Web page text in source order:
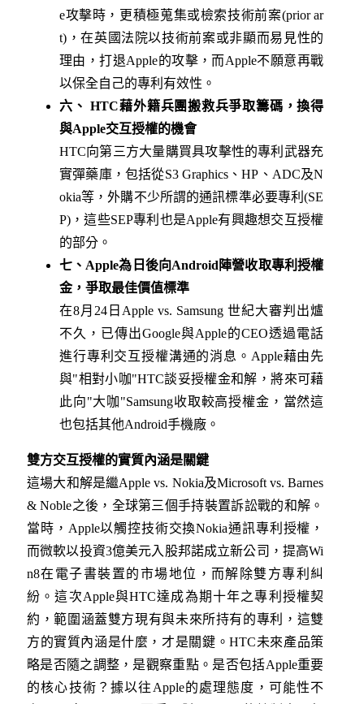
e攻擊時，更積極蒐集或檢索技術前案(prior ar
t)，在英國法院以技術前案或非顯而易見性的
理由，打退Apple的攻擊，而Apple不願意再戰
以保全自己的專利有效性。
六、 HTC藉外籍兵團搬救兵爭取籌碼，換得
與Apple交互授權的機會
HTC向第三方大量購買具攻擊性的專利武器充
實彈藥庫，包括從S3 Graphics、HP、ADC及N
okia等，外購不少所謂的通訊標準必要專利(SE
P)，這些SEP專利也是Apple有興趣想交互授權
的部分。
七、Apple為日後向Android陣營收取專利授權
金，爭取最佳價值標準
在8月24日Apple vs. Samsung 世紀大審判出爐
不久，已傳出Google與Apple的CEO透過電話
進行專利交互授權溝通的消息。Apple藉由先
與"相對小咖"HTC談妥授權金和解，將來可藉
此向"大咖"Samsung收取較高授權金，當然這
也包括其他Android手機廠。
雙方交互授權的實質內涵是關鍵
這場大和解是繼Apple vs. Nokia及Microsoft vs. Barnes
& Noble之後，全球第三個手持裝置訴訟戰的和解。
當時，Apple以觸控技術交換Nokia通訊專利授權，
而微軟以投資3億美元入股邦諾成立新公司，提高Wi
n8在電子書裝置的市場地位，而解除雙方專利糾
紛。這次Apple與HTC達成為期十年之專利授權契
約，範圍涵蓋雙方現有與未來所持有的專利，這雙
方的實質內涵是什麼，才是關鍵。HTC未來產品策
略是否隨之調整，是觀察重點。是否包括Apple重要
的核心技術？據以往Apple的處理態度，可能性不